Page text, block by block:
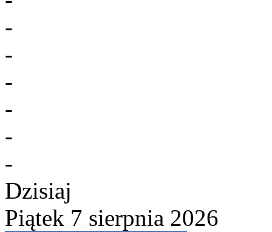
-
-
-
-
-
-
Dzisiaj
Piątek 7 sierpnia 2026